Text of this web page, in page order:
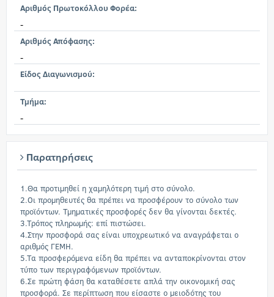
Αριθμός Πρωτοκόλλου Φορέα:
-
Αριθμός Απόφασης:
-
Είδος Διαγωνισμού:
Τμήμα:
-
Παρατηρήσεις
1.Θα προτιμηθεί η χαμηλότερη τιμή στο σύνολο.
2.Οι προμηθευτές θα πρέπει να προσφέρουν το σύνολο των
προϊόντων. Τμηματικές προσφορές δεν θα γίνονται δεκτές.
3.Τρόπος πληρωμής: επί πιστώσει.
4.Στην προσφορά σας είναι υποχρεωτικό να αναγράφεται ο
αριθμός ΓΕΜΗ.
5.Τα προσφερόμενα είδη θα πρέπει να ανταποκρίνονται στον
τύπο των περιγραφόμενων προϊόντων.
6.Σε πρώτη φάση θα καταθέσετε απλά την οικονομική σας
προσφορά. Σε περίπτωση που είσαστε ο μειοδότης του